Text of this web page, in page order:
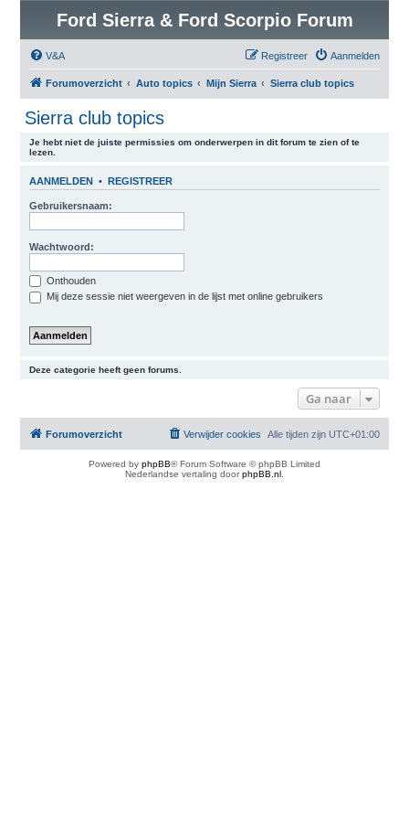
Ford Sierra & Ford Scorpio Forum
V&A Aanmelden
Registreer
Forumoverzicht Auto topics Mijn Sierra Sierra club topics
Sierra club topics
Je hebt niet de juiste permissies om onderwerpen in dit forum te zien of te
lezen.
AANMELDEN • REGISTREER
Gebruikersnaam:
Wachtwoord:
Onthouden
Mij deze sessie niet weergeven in de lijst met online gebruikers
Deze categorie heeft geen forums.
Ga naar
Forumoverzicht Alle tijden zijn UTC+01:00
Verwijder cookies
Powered by phpBB® Forum Software © phpBB Limited
Nederlandse vertaling doorphpBB.nl